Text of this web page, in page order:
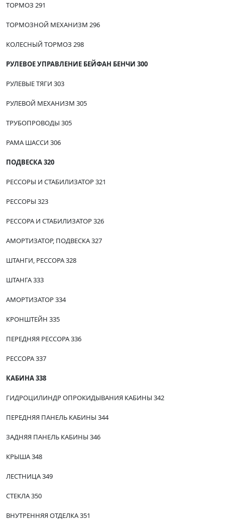
ТОРМОЗ 291
ТОРМОЗНОЙ МЕХАНИЗМ 296
КОЛЕСНЫЙ ТОРМОЗ 298
РУЛЕВОЕ УПРАВЛЕНИЕ БЕЙФАН БЕНЧИ 300
РУЛЕВЫЕ ТЯГИ 303
РУЛЕВОЙ МЕХАНИЗМ 305
ТРУБОПРОВОДЫ 305
РАМА ШАССИ 306
ПОДВЕСКА 320
РЕССОРЫ И СТАБИЛИЗАТОР 321
РЕССОРЫ 323
РЕССОРА И СТАБИЛИЗАТОР 326
АМОРТИЗАТОР, ПОДВЕСКА 327
ШТАНГИ, РЕССОРА 328
ШТАНГА 333
АМОРТИЗАТОР 334
КРОНШТЕЙН 335
ПЕРЕДНЯЯ РЕССОРА 336
РЕССОРА 337
КАБИНА 338
ГИДРОЦИЛИНДР ОПРОКИДЫВАНИЯ КАБИНЫ 342
ПЕРЕДНЯЯ ПАНЕЛЬ КАБИНЫ 344
ЗАДНЯЯ ПАНЕЛЬ КАБИНЫ 346
КРЫША 348
ЛЕСТНИЦА 349
СТЕКЛА 350
ВНУТРЕННЯЯ ОТДЕЛКА 351